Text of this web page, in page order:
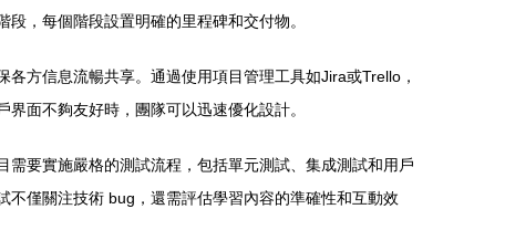
，每個階段設置明確的里程碑和交付物。
方信息流暢共享。通過使用項目管理工具如Jira或Trello，
面不夠友好時，團隊可以迅速優化設計。
要實施嚴格的測試流程，包括單元測試、集成測試和用戶
僅關注技術 bug，還需評估學習內容的準確性和互動效